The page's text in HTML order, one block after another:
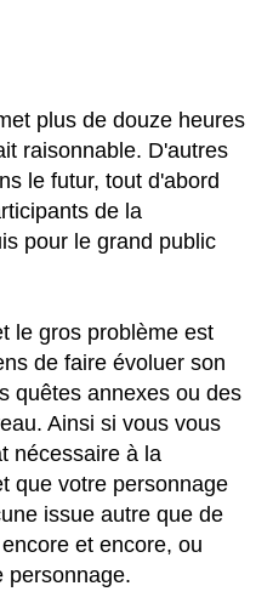
plus de douze heures
raisonnable. D'autres
le futur, tout d'abord
de la
pour le grand public
le gros problème est
de faire évoluer son
quêtes annexes ou des
Ainsi si vous vous
nécessaire à la
que votre personnage
issue autre que de
et encore, ou
personnage.